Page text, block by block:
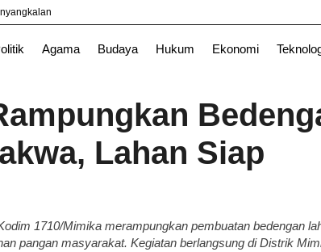
Agama Budaya Hukum Ekonomi
News TNI
Lahan Siap
1710/Mimika merampungkan pembuatan bedengan
pangan masyarakat. Kegiatan berlangsung di Distrik